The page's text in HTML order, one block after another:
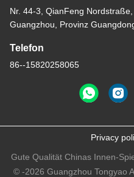
Nr. 44-3, QianFeng
Guangzhou, Provinz
Telefon
86--15820258065
Privacy
Gute Qualität Chinas Innen-
© -2026 Guangzhou Tongyao